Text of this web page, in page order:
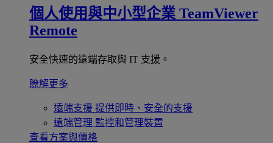
個人使用與中小型企業 TeamViewer
Remote
安全快速的遠端存取與 IT 支援。
瞭解更多
遠端支援 提供即時、安全的支援
遠端管理 監控和管理裝置
查看方案與價格